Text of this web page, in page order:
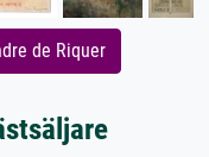
de Riquer